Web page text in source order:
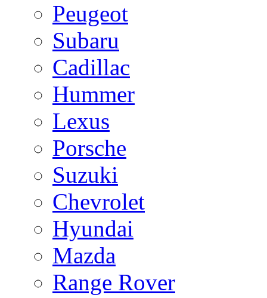
Peugeot
Subaru
Cadillac
Hummer
Lexus
Porsche
Suzuki
Chevrolet
Hyundai
Mazda
Range Rover